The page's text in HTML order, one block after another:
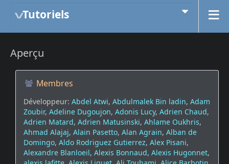
Tutoriels
Aperçu
Membres
Développeur: Abdel Atwi, Abdulmalek Bin ladin, Adam
Zoubir, Adeline Dugoujon, Adonis Lucy, Adrien Chaud,
Adrien Matard, Adrien Matusinski, Ahlame Oukhris,
Ahmad Alajaj, Alain Pasetto, Alan Agrain, Alban de
Domingo, Aldo Rodriguez Gutierrez, Alex Pisani,
Alexandre Blanloeil, Alexis Bonnaud, Alexis Hugonnet,